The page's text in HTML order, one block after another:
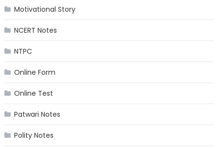
Motivational Story
NCERT Notes
NTPC
Online Form
Online Test
Patwari Notes
Polity Notes